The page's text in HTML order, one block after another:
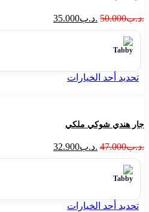
.د.ب50.000 .د.ب35.000
تحديد أحد الخيارات
جار هندي شوكي ملكي
.د.ب47.000 .د.ب32.900
تحديد أحد الخيارات